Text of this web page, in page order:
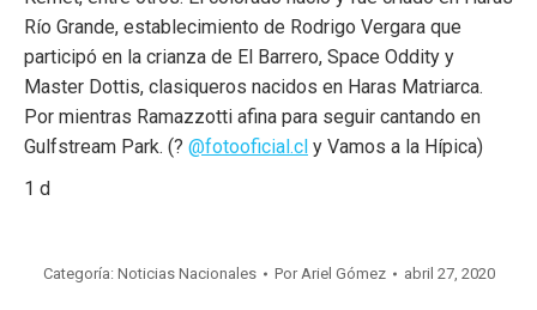
Río Grande, establecimiento de Rodrigo Vergara que
participó en la crianza de El Barrero, Space Oddity y
Master Dottis, clasiqueros nacidos en Haras Matriarca.
Por mientras Ramazzotti afina para seguir cantando en
Gulfstream Park. (? @fotooficial.cl y Vamos a la Hípica)
1 d
Categoría: Noticias Nacionales PorAriel Gómez abril 27, 2020